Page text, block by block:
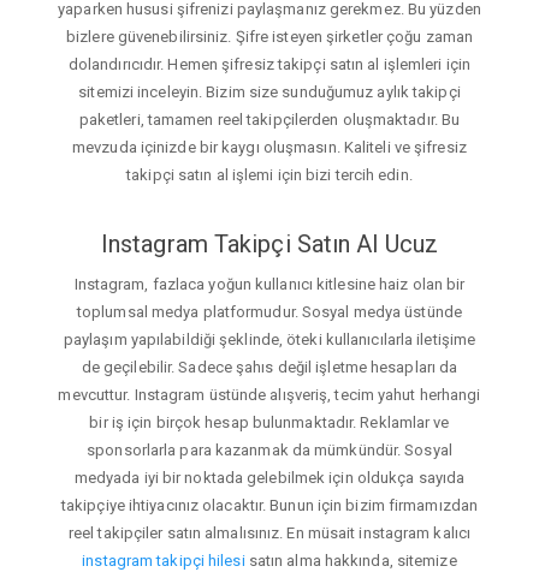
yaparken hususi şifrenizi paylaşmanız gerekmez. Bu yüzden
bizlere güvenebilirsiniz. Şifre isteyen şirketler çoğu zaman
dolandırıcıdır. Hemen şifresiz takipçi satın al işlemleri için
sitemizi inceleyin. Bizim size sunduğumuz aylık takipçi
paketleri, tamamen reel takipçilerden oluşmaktadır. Bu
mevzuda içinizde bir kaygı oluşmasın. Kaliteli ve şifresiz
takipçi satın al işlemi için bizi tercih edin.
Instagram Takipçi Satın Al Ucuz
Instagram, fazlaca yoğun kullanıcı kitlesine haiz olan bir
toplumsal medya platformudur. Sosyal medya üstünde
paylaşım yapılabildiği şeklinde, öteki kullanıcılarla iletişime
de geçilebilir. Sadece şahıs değil işletme hesapları da
mevcuttur. Instagram üstünde alışveriş, tecim yahut herhangi
bir iş için birçok hesap bulunmaktadır. Reklamlar ve
sponsorlarla para kazanmak da mümkündür. Sosyal
medyada iyi bir noktada gelebilmek için oldukça sayıda
takipçiye ihtiyacınız olacaktır. Bunun için bizim firmamızdan
reel takipçiler satın almalısınız. En müsait instagram kalıcı
instagram takipçi hilesisatın alma hakkında, sitemize